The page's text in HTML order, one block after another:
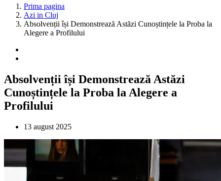
Prima pagina
Azi in Cluj
Absolvenții își Demonstrează Astăzi Cunoștințele la Proba la
Alegere a Profilului
Absolvenții își Demonstrează Astăzi
Cunoștințele la Proba la Alegere a
Profilului
13 august 2025